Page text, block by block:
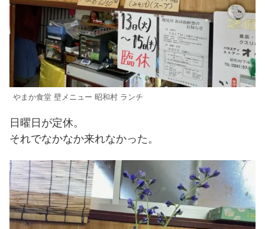
やまか食堂 壁メニュー 昭和村 ランチ
日曜日が定休。
それでなかなか来れなかった。